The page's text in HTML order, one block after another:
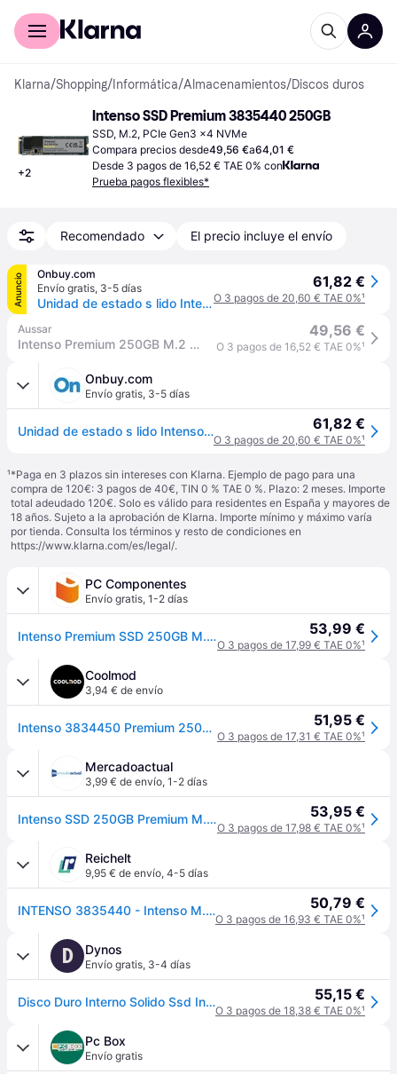
Comprar con Klarna
Klarna/Shopping/ Informática/Almacenamientos/Discos duros
+2
Intenso SSD Premium 3835440 250GB
SSD, M.2, PCIe Gen3 x4 NVMe
Compara precios desde49,56 €a64,01 €
Desde 3 pagos de 16,52 € TAE 0% con
Prueba pagos flexibles*
Recomendado El precio incluye el envío
Anuncio
Onbuy.com
Envío gratis, 3-5 días
Unidad de estado s lido Intenso 3835440 de 250 GB M.2 SSD PCIe Premium de hasta 2100 MB/s (unidad de estado s lido PCI Express Gen.3x4 NVMe 1.3)
61,82 €
O 3 pagos de 20,60 € TAE 0%¹
Aussar
Intenso Premium 250GB M.2 PCIe Gen 3x4
49,56 €
O 3 pagos de 16,52 € TAE 0%¹
Onbuy.com
Envío gratis, 3-5 días
Unidad de estado s lido Intenso 3835440 de 250 GB M.2 SSD PCIe Premium de hasta 2100 MB/s (unidad de estado s lido PCI Express Gen.3x4 NVMe 1.3) 61,82 €
O 3 pagos de 20,60 € TAE 0%¹
¹*Paga en 3 plazos sin intereses con Klarna. Ejemplo de pago para una
compra de 120€: 3 pagos de 40€, TIN 0 % TAE 0 %. Plazo: 2 meses. Importe
total adeudado 120€. Solo es válido para residentes en España y mayores de
18 años. Sujeto a la aprobación de Klarna. Importe mínimo y máximo varía
por tienda. Consulta los términos y resto de condiciones en
https://www.klarna.com/es/legal/.
PC Componentes
Envío gratis, 1-2 días
Intenso Premium SSD 250GB M.2 NVMe PCIe 3.0 53,99 €
O 3 pagos de 17,99 € TAE 0%¹
Coolmod
3,94 € de envío
Intenso 3834450 Premium 250GB PC Ie Gen3 x4 NV Me 51,95 €
O 3 pagos de 17,31 € TAE 0%¹
Mercadoactual
3,99 € de envío, 1-2 días
Intenso SSD 250GB Premium M.2 PCIe GB 53,95 €
O 3 pagos de 17,98 € TAE 0%¹
Reichelt
9,95 € de envío, 4-5 días
INTENSO 3835440 - Intenso M.2 SSD PCIe Premium 250 GB M.2 NVMe 50,79 €
O 3 pagos de 16,93 € TAE 0%¹
D Dynos
Envío gratis, 3-4 días
Disco Duro Interno Solido Ssd Intenso 250Gb Premium Nvme 55,15 €
O 3 pagos de 18,38 € TAE 0%¹
Pc Box
Envío gratis